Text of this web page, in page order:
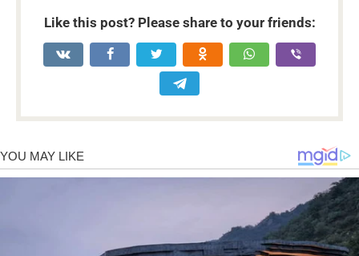
Like this post? Please share to your friends: